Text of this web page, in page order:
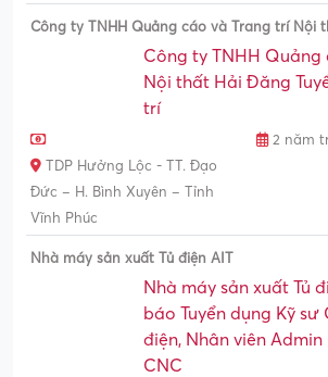
Công ty TNHH Quảng cáo và Trang trí Nội
Công ty TNHH Quảng
Nội thất Hải Đăng
trí
2 năm
TDP Hưởng Lộc - TT. Đạo
Đức – H. Bình Xuyên – Tỉnh
Vĩnh Phúc
Nhà máy sản xuất Tủ điện AIT
Nhà máy sản xuất Tủ
báo Tuyển dụng Kỹ sư
điện, Nhân viên Admin
CNC